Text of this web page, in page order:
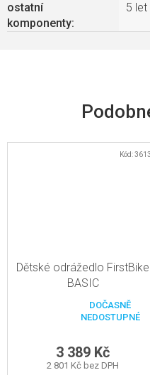
ostatní
komponenty:
5 let
Dětské odrážedlo FirstBike
BASIC
DOČASNĚ
NEDOSTUPNÉ
2 801 Kč bez DPH
3 389 Kč
Kód:3613